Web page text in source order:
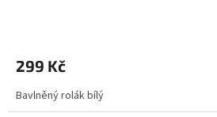
299 Kč
Bavlněný rolák bílý